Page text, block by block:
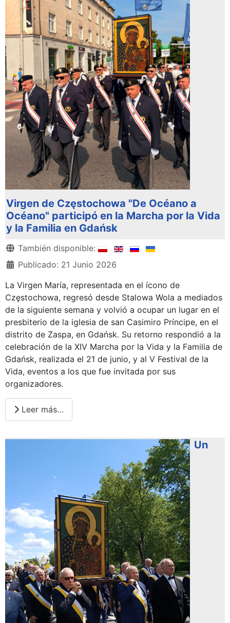
Virgen de Częstochowa "De Océano a
Océano" participó en la Marcha por la Vida
y la Familia en Gdańsk
Detalles
También disponible:
Publicado: 21 Junio 2026
La Virgen María, representada en el ícono de
Częstochowa, regresó desde Stalowa Wola a mediados
de la siguiente semana y volvió a ocupar un lugar en el
presbiterio de la iglesia de san Casimiro Príncipe, en el
distrito de Zaspa, en Gdańsk. Su retorno respondió a la
celebración de la XIV Marcha por la Vida y la Familia de
Gdańsk, realizada el 21 de junio, y al V Festival de la
Vida, eventos a los que fue invitada por sus
organizadores.
Leer más…
Un